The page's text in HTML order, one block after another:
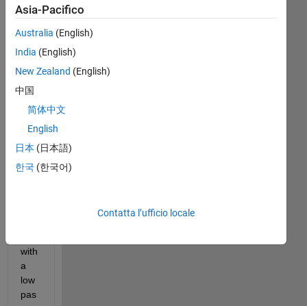
I
nee
orm
de
atio
n
with
a
low
pas
Asia-Pacifico
Australia (English)
India (English)
New Zealand (English)
中国
简体中文
English
日本 (日本語)
한국 (한국어)
Contatta l’ufficio locale